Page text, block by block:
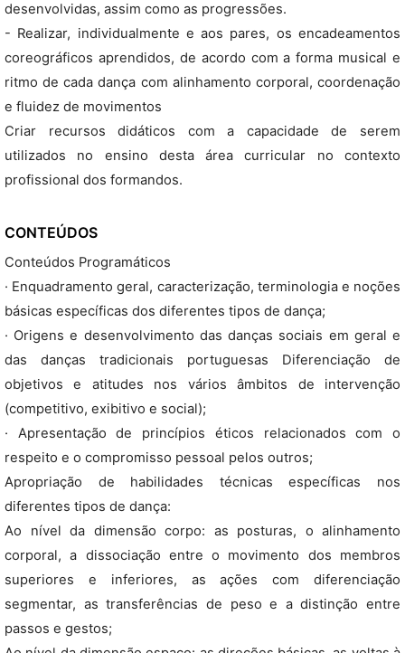
desenvolvidas, assim como as progressões.
- Realizar, individualmente e aos pares, os encadeamentos
coreográficos aprendidos, de acordo com a forma musical e
ritmo de cada dança com alinhamento corporal, coordenação
e fluidez de movimentos
Criar recursos didáticos com a capacidade de serem
utilizados no ensino desta área curricular no contexto
profissional dos formandos.
CONTEÚDOS
Conteúdos Programáticos
· Enquadramento geral, caracterização, terminologia e noções
básicas específicas dos diferentes tipos de dança;
· Origens e desenvolvimento das danças sociais em geral e
das danças tradicionais portuguesas Diferenciação de
objetivos e atitudes nos vários âmbitos de intervenção
(competitivo, exibitivo e social);
· Apresentação de princípios éticos relacionados com o
respeito e o compromisso pessoal pelos outros;
Apropriação de habilidades técnicas específicas nos
diferentes tipos de dança:
Ao nível da dimensão corpo: as posturas, o alinhamento
corporal, a dissociação entre o movimento dos membros
superiores e inferiores, as ações com diferenciação
segmentar, as transferências de peso e a distinção entre
passos e gestos;